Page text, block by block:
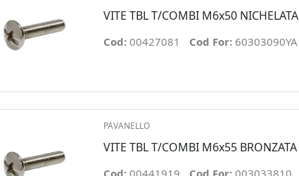
VITE TBL T/COMBI M6x50 NICHELATA
Cod: 00427081 Cod For: 60303090YA
PAVANELLO
VITE TBL T/COMBI M6x55 BRONZATA
Cod: 00441919 Cod For: 003033810